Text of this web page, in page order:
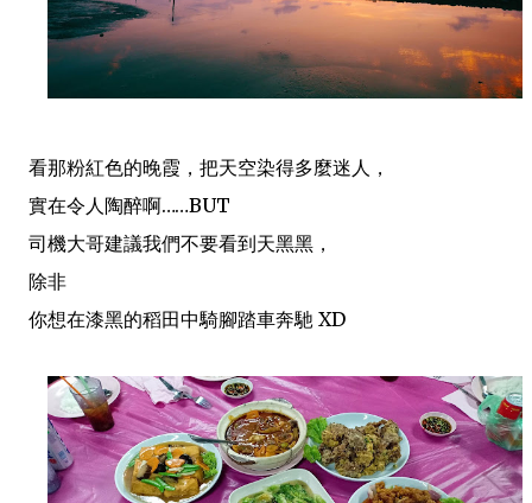
看那粉紅色的晚霞，把天空染得多麼迷人，
實在令人陶醉啊……BUT
司機大哥建議我們不要看到天黑黑，
除非
你想在漆黑的稻田中騎腳踏車奔馳 XD